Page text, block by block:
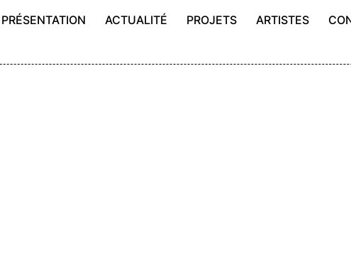
PRÉSENTATION ACTUALITÉ PROJETS ARTISTES